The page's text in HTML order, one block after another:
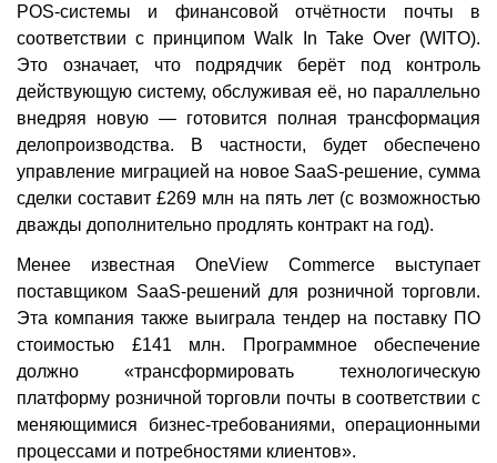
POS-системы и финансовой отчётности почты в
соответствии с принципом Walk In Take Over (WITO).
Это означает, что подрядчик берёт под контроль
действующую систему, обслуживая её, но параллельно
внедряя новую — готовится полная трансформация
делопроизводства. В частности, будет обеспечено
управление миграцией на новое SaaS-решение, сумма
сделки составит £269 млн на пять лет (с возможностью
дважды дополнительно продлять контракт на год).
Менее известная OneView Commerce выступает
поставщиком SaaS-решений для розничной торговли.
Эта компания также выиграла тендер на поставку ПО
стоимостью £141 млн. Программное обеспечение
должно «трансформировать технологическую
платформу розничной торговли почты в соответствии с
меняющимися бизнес-требованиями, операционными
процессами и потребностями клиентов».